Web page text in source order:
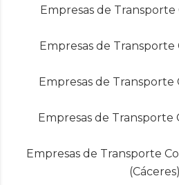
Empresas de Transporte
Empresas de Transporte
Empresas de Transporte
Empresas de Transporte
Empresas de Transporte
(Cáceres)